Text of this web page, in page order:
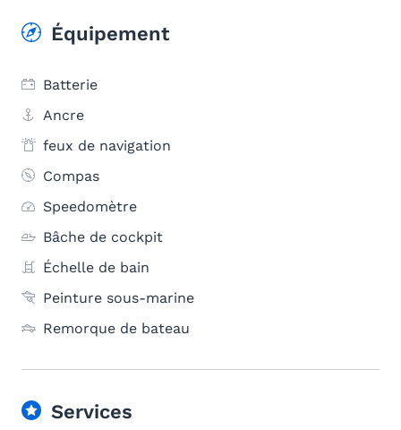
Équipement
Batterie
Ancre
feux de navigation
Compas
Speedomètre
Bâche de cockpit
Échelle de bain
Peinture sous-marine
Remorque de bateau
Services